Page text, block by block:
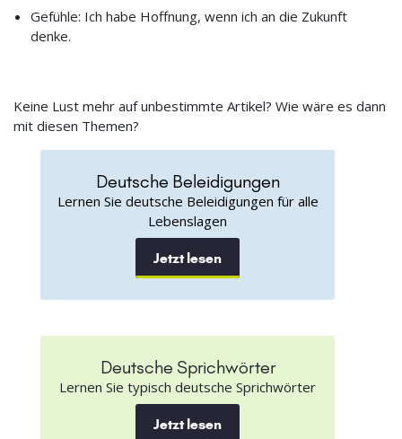
Gefühle: Ich habe Hoffnung, wenn ich an die Zukunft
denke.
Keine Lust mehr auf unbestimmte Artikel? Wie wäre es dann
mit diesen Themen?
Deutsche Beleidigungen
Lernen Sie deutsche Beleidigungen für alle
Lebenslagen
Jetzt lesen
Deutsche Sprichwörter
Lernen Sie typisch deutsche Sprichwörter
Jetzt lesen